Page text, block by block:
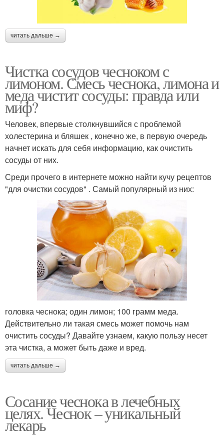
читать дальше →
Чистка сосудов чесноком с
лимоном. Смесь чеснока, лимона и
меда чистит сосуды: правда или
миф?
Человек, впервые столкнувшийся с проблемой
холестерина и бляшек , конечно же, в первую очередь
начнет искать для себя информацию, как очистить
сосуды от них.
Среди прочего в интернете можно найти кучу рецептов
"для очистки сосудов" . Самый популярный из них:
головка чеснока; один лимон; 100 грамм меда.
Действительно ли такая смесь может помочь нам
очистить сосуды? Давайте узнаем, какую пользу несет
эта чистка, а может быть даже и вред.
читать дальше →
Сосание чеснока в лечебных
целях. Чеснок – уникальный
лекарь